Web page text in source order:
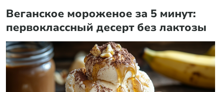
Веганское мороженое за 5 минут:
первоклассный десерт без лактозы